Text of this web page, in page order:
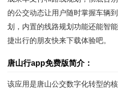
的公交动态让用户随时掌握车辆
划，内置的线路规划功能还能智
捷出行的朋友快来下载体验吧。
唐山行app免费版简介：
该应用是唐山公交数字化转型的